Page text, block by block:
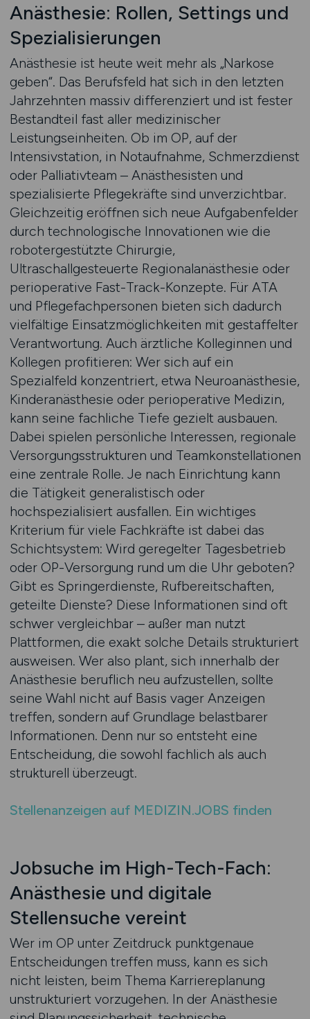
Anästhesie: Rollen, Settings und
Spezialisierungen
Anästhesie ist heute weit mehr als „Narkose
geben“. Das Berufsfeld hat sich in den letzten
Jahrzehnten massiv differenziert und ist fester
Bestandteil fast aller medizinischer
Leistungseinheiten. Ob im OP, auf der
Intensivstation, in Notaufnahme, Schmerzdienst
oder Palliativteam – Anästhesisten und
spezialisierte Pflegekräfte sind unverzichtbar.
Gleichzeitig eröffnen sich neue Aufgabenfelder
durch technologische Innovationen wie die
robotergestützte Chirurgie,
Ultraschallgesteuerte Regionalanästhesie oder
perioperative Fast-Track-Konzepte. Für ATA
und Pflegefachpersonen bieten sich dadurch
vielfältige Einsatzmöglichkeiten mit gestaffelter
Verantwortung. Auch ärztliche Kolleginnen und
Kollegen profitieren: Wer sich auf ein
Spezialfeld konzentriert, etwa Neuroanästhesie,
Kinderanästhesie oder perioperative Medizin,
kann seine fachliche Tiefe gezielt ausbauen.
Dabei spielen persönliche Interessen, regionale
Versorgungsstrukturen und Teamkonstellationen
eine zentrale Rolle. Je nach Einrichtung kann
die Tätigkeit generalistisch oder
hochspezialisiert ausfallen. Ein wichtiges
Kriterium für viele Fachkräfte ist dabei das
Schichtsystem: Wird geregelter Tagesbetrieb
oder OP-Versorgung rund um die Uhr geboten?
Gibt es Springerdienste, Rufbereitschaften,
geteilte Dienste? Diese Informationen sind oft
schwer vergleichbar – außer man nutzt
Plattformen, die exakt solche Details strukturiert
ausweisen. Wer also plant, sich innerhalb der
Anästhesie beruflich neu aufzustellen, sollte
seine Wahl nicht auf Basis vager Anzeigen
treffen, sondern auf Grundlage belastbarer
Informationen. Denn nur so entsteht eine
Entscheidung, die sowohl fachlich als auch
strukturell überzeugt.
Stellenanzeigen auf MEDIZIN.JOBS finden
Jobsuche im High-Tech-Fach:
Anästhesie und digitale
Stellensuche vereint
Wer im OP unter Zeitdruck punktgenaue
Entscheidungen treffen muss, kann es sich
nicht leisten, beim Thema Karriereplanung
unstrukturiert vorzugehen. In der Anästhesie